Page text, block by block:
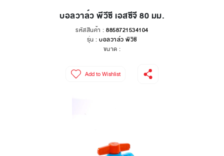
บอลวาล์ว พีวีซี เอสซีจี 80 มม.
รหัสสินค้า : 8858721534104
รุ่น : บอลวาล์ว พีวีซี
ขนาด :
Add to Wishlist